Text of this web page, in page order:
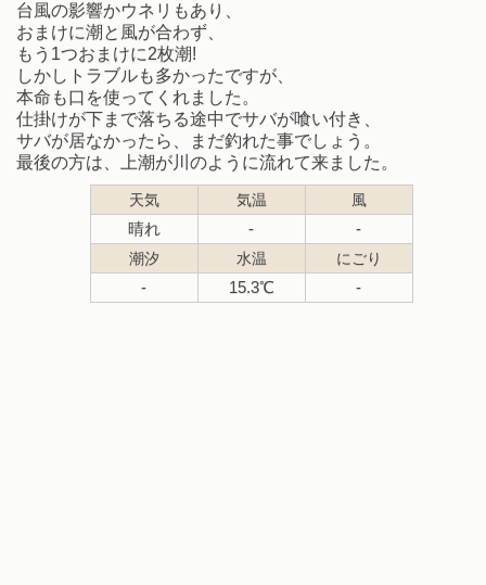
台風の影響かウネリもあり、
おまけに潮と風が合わず、
もう1つおまけに2枚潮!
しかしトラブルも多かったですが、
本命も口を使ってくれました。
仕掛けが下まで落ちる途中でサバが喰い付き、
サバが居なかったら、まだ釣れた事でしょう。
最後の方は、上潮が川のように流れて来ました。
天気 気温 風
晴れ - -
潮汐 水温 にごり
- 15.3℃ -